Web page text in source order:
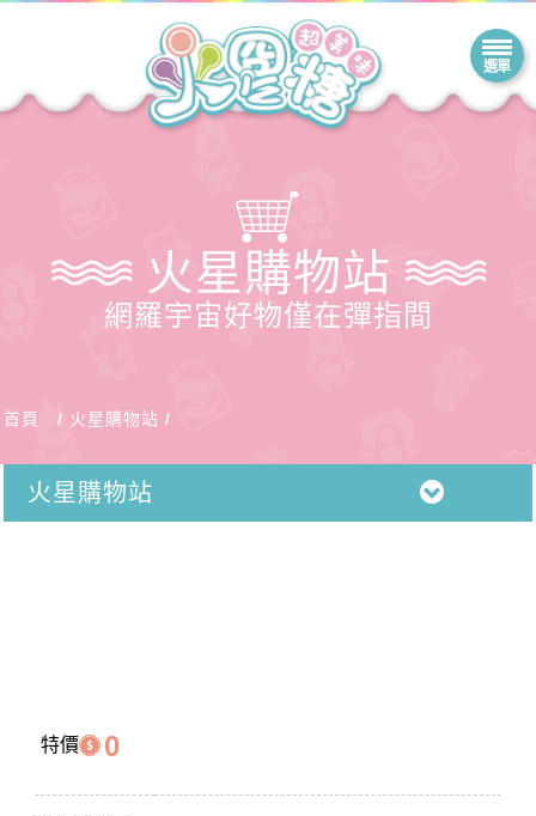
火星購物站
網羅宇宙好物僅在彈指間
首頁 火星購物站
火星購物站
特價 0